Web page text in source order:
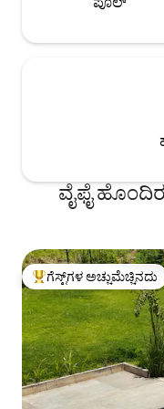
ವೈಫೈ
ಗೆಸ್ಟ್‌ಗಳಿಗೆ ಅತಿ ಹೆಚ್ಚು
ಗೆಸ್ಟ್‌ಗಳ ಅಚ್ಚುಮೆಚ್ಚಿನದು